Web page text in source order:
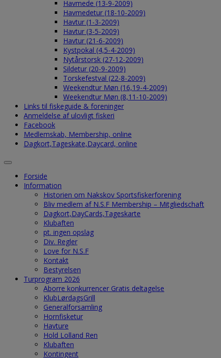
Havmede (13-9-2009)
Havmedetur (18-10-2009)
Havtur (1-3-2009)
Havtur (3-5-2009)
Havtur (21-6-2009)
Kystpokal (4,5-4-2009)
Nytårstorsk (27-12-2009)
Sildetur (20-9-2009)
Torskefestval (22-8-2009)
Weekendtur Møn (16,19-4-2009)
Weekendtur Møn (8,11-10-2009)
Links til fiskeguide & foreninger
Anmeldelse af ulovligt fiskeri
Facebook
Medlemskab, Membership, online
Dagkort,Tageskate,Daycard, online
Forside
Information
Historien om Nakskov Sportsfiskerforening
Bliv medlem af N.S.F Membership – Mitgliedschaft
Dagkort,DayCards,Tageskarte
Klubaften
pt. ingen opslag
Div. Regler
Love for N.S.F
Kontakt
Bestyrelsen
Turprogram 2026
Aborre konkurrencer Gratis deltagelse
KlubLørdagsGrill
Generalforsamling
Hornfisketur
Havture
Hold Lolland Ren
Klubaften
Kontingent